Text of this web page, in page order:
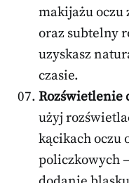
makijażu oczu
oraz subtelny
uzyskasz
czasie.
Rozświetlenie
użyj
kącikach oczu
policzkowych